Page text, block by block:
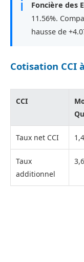
ℹ
Foncière des
11.56%.
hausse de
Cotisation CCI
CCI
Taux net CCI
Taux
additionnel